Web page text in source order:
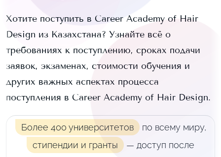
Хотите поступить в Career Academy of Hair
Design из Казахстана? Узнайте всё о
требованиях к поступлению, сроках подачи
заявок, экзаменах, стоимости обучения и
других важных аспектах процесса
поступления в Career Academy of Hair Design.
Более 400 университетов по всему миру,
стипендии и гранты
— доступ после